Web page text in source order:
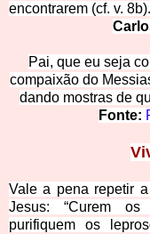
encontrarem (cf. v. 8b).
Pai, que eu seja
compaixão do
dando mostras de
Fonte:
Vale a pena repetir
Jesus: “Curem os
purifiquem os